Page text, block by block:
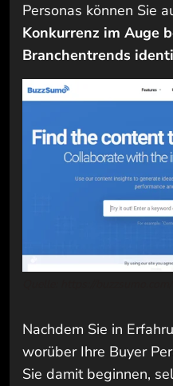
Personas können Sie
Konkurrenz im Auge
Branchentrends
Nachdem Sie in
worüber Ihre Buyer
Sie damit beginnen,